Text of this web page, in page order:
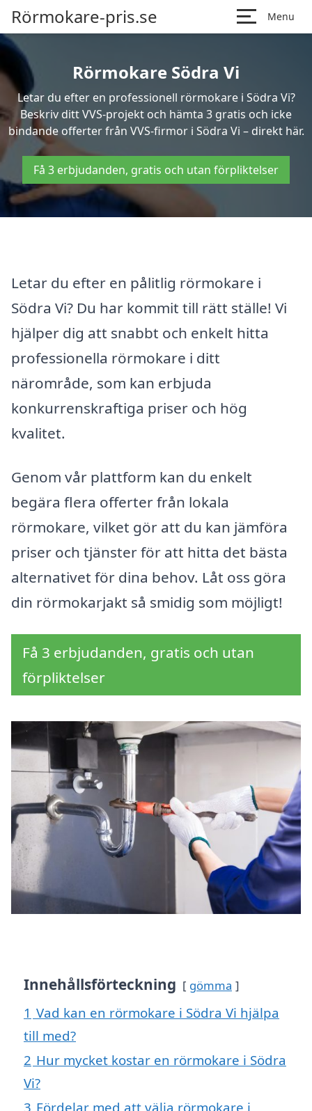
Rörmokare-pris.se Menu
Rörmokare Södra Vi
Letar du efter en professionell rörmokare i Södra Vi?
Beskriv ditt VVS-projekt och hämta 3 gratis och icke
bindande offerter från VVS-firmor i Södra Vi – direkt här.
Få 3 erbjudanden, gratis och utan förpliktelser
Letar du efter en pålitlig rörmokare i
Södra Vi? Du har kommit till rätt ställe! Vi
hjälper dig att snabbt och enkelt hitta
professionella rörmokare i ditt
närområde, som kan erbjuda
konkurrenskraftiga priser och hög
kvalitet.
Genom vår plattform kan du enkelt
begära flera offerter från lokala
rörmokare, vilket gör att du kan jämföra
priser och tjänster för att hitta det bästa
alternativet för dina behov. Låt oss göra
din rörmokarjakt så smidig som möjligt!
Få 3 erbjudanden, gratis och utan
förpliktelser
Innehållsförteckning gömma
1 Vad kan en rörmokare i Södra Vi hjälpa
till med?
2 Hur mycket kostar en rörmokare i Södra
Vi?
3 Fördelar med att välja rörmokare i